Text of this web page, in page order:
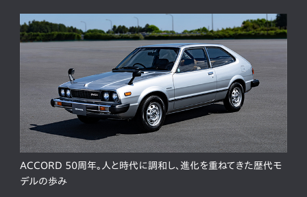
ACCORD 50周年。人と時代に調和し、進化を重ねてきた歴代モ
デルの歩み